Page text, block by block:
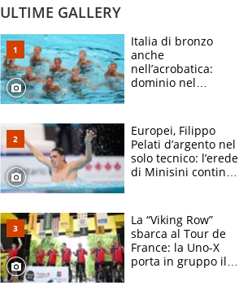
ULTIME GALLERY
Italia di bronzo
anche
nell’acrobatica:
dominio nel
e compagni
continuare
Europei, Filippo
Pelati d’argento nel
solo tecnico: l’erede
di Minisini continua
mirino
La “Viking Row”
sbarca al Tour de
France: la Uno-X
porta in gruppo il